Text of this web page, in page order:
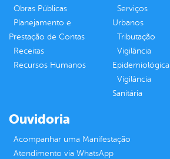
Obras Públicas
Planejamento e
Prestação de Contas
Receitas
Recursos Humanos
Serviços
Urbanos
Tributação
Vigilância
Epidemiológica
Vigilância
Sanitária
Ouvidoria
Acompanhar uma Manifestação
Atendimento via WhatsApp